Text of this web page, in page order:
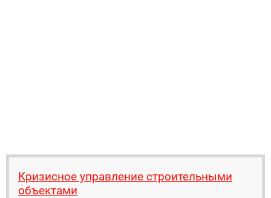
Кризисное управление строительными
объектами